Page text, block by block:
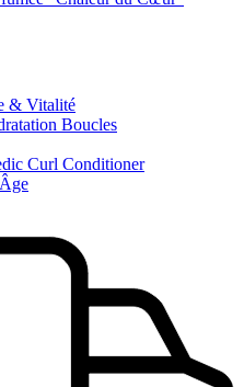
& Vitalité
Boucles
Curl Conditioner